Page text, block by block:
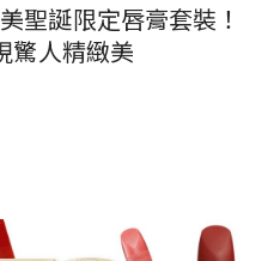
聖誕限定唇膏套裝！
驚人精緻美